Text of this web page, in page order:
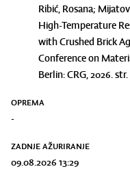
Ribić, Rosana;
High-Temperature
with Crushed Brick
Conference on
Berlin: CRG, 2026. str.
OPREMA
-
ZADNJE AŽURIRANJE
09.08.2026 13:29